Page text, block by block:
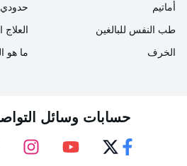
أماتيم
طب النفس للبالغين
الخرف
حدودي
ما هو
حسابات وسائل